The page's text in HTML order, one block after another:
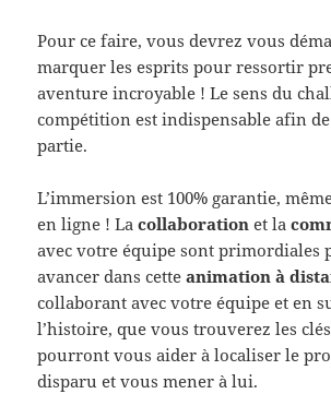
Pour ce faire, vous devrez vous
marquer les esprits pour ressortir
aventure incroyable ! Le sens du
compétition est indispensable afin
partie.
L’immersion est 100% garantie,
en ligne ! Lacollaboration et la
avec votre équipe sont primordiales
avancer dans cetteanimation à
collaborant avec votre équipe et en
l’histoire, que vous trouverez les
pourront vous aider à localiser le
disparu et vous mener à lui.